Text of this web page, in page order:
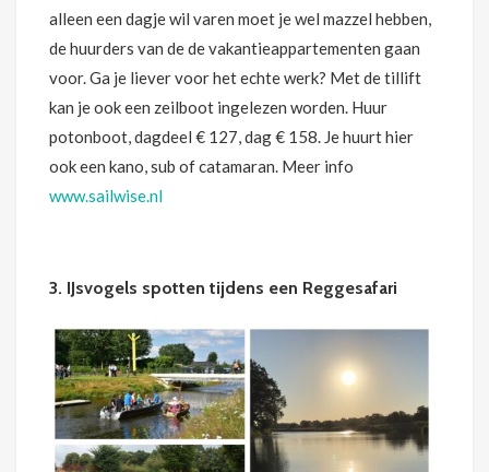
alleen een dagje wil varen moet je wel mazzel hebben,
de huurders van de de vakantieappartementen gaan
voor. Ga je liever voor het echte werk? Met de tillift
kan je ook een zeilboot ingelezen worden. Huur
potonboot, dagdeel € 127, dag € 158. Je huurt hier
ook een kano, sub of catamaran. Meer info
www.sailwise.nl
3. IJsvogels spotten tijdens een Reggesafari